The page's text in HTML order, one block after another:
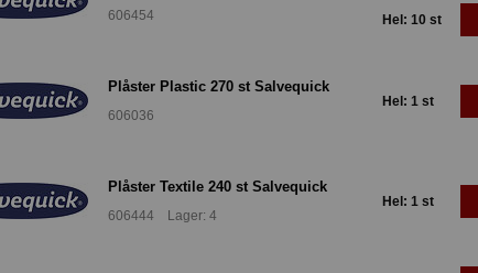
606454 Hel: 10 st
Plåster Plastic 270 st Salvequick
606036
Hel: 1 st
Plåster Textile 240 st Salvequick
606444 Lager: 4
Hel: 1 st